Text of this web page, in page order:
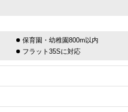
保育園・幼稚園800m以内
フラット35Sに対応